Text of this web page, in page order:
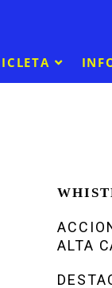
ALTA